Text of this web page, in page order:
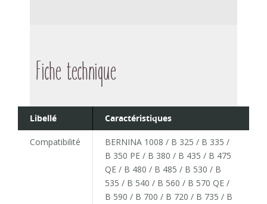
Fiche technique
Libellé Caractéristiques
Compatibilité
BERNINA 1008 / B 325 / B 335 /
B 350 PE / B 380 / B 435 / B 475
QE / B 480 / B 485 / B 530 / B
535 / B 540 / B 560 / B 570 QE /
B 590 / B 700 / B 720 / B 735 / B